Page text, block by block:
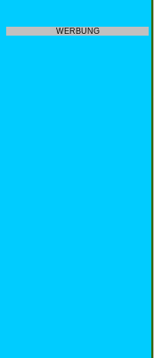
WERBUNG